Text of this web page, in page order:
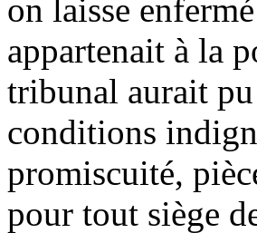
on laisse
appartenait à la
tribunal aurait
conditions
promiscuité,
pour tout siège